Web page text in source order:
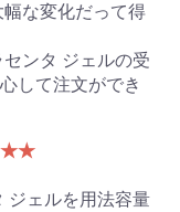
な変化だって得
ンタ ジェルの受
して注文ができ
ジェルを用法容量